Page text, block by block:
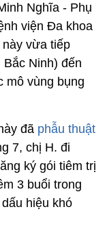
Nghĩa - Phụ
viện Đa khoa
vừa tiếp
Ninh) đến
mô vùng bụng
đã phẫu thuật
7, chị H. đi
ký gói tiêm trị
3 buổi trong
hiệu khó